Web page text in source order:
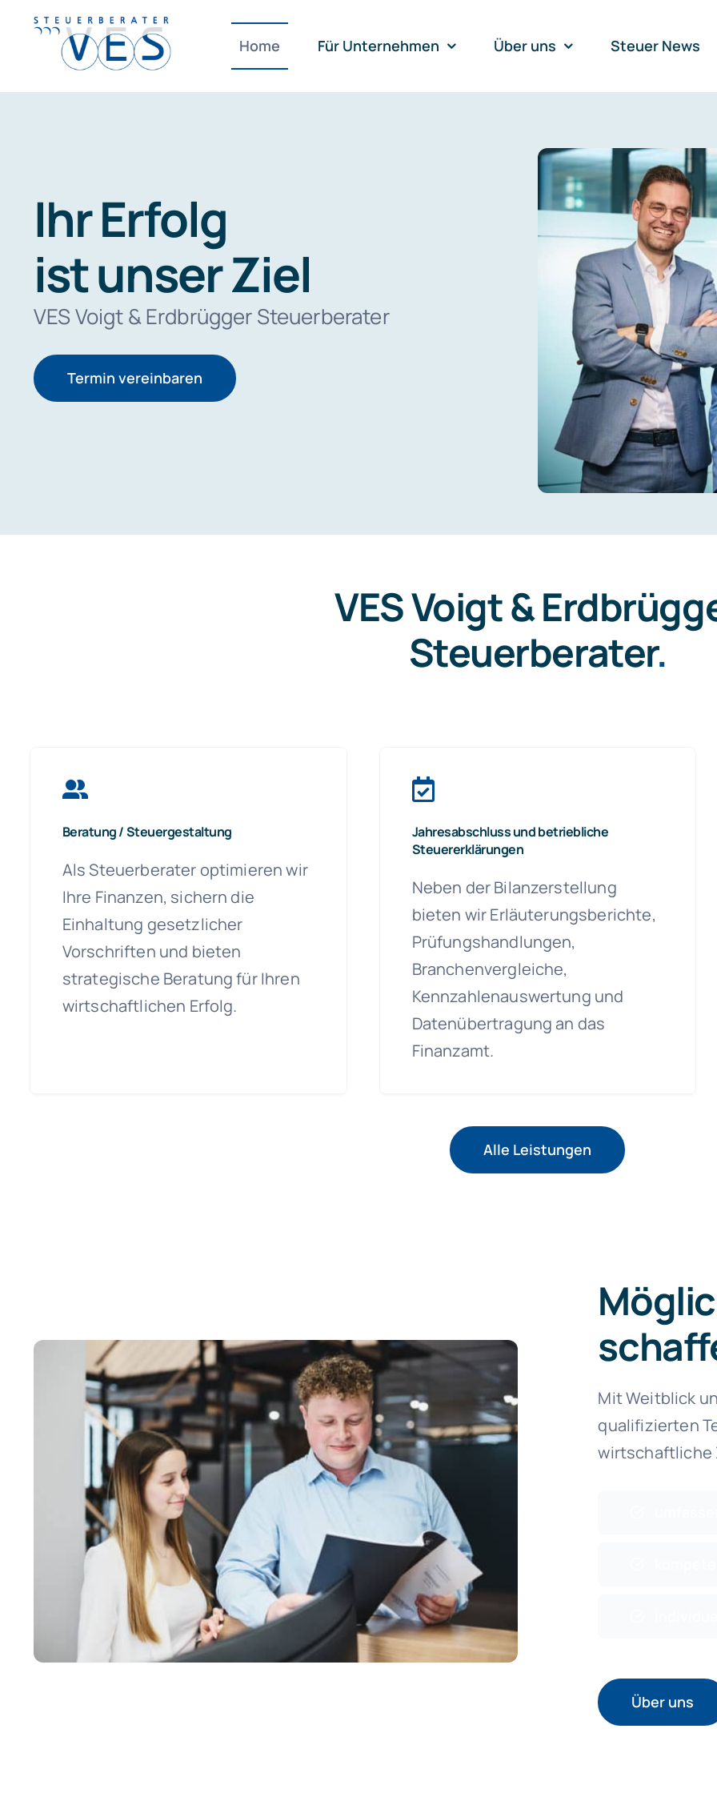
Inhalt
springen
Home Für Unternehmen Über uns Steuer News
Ihr Erfolg
ist unser Ziel
VES Voigt & Erdbrügger Steuerberater
Termin vereinbaren
VES Voigt &
Steuerberater.
Beratung / Steuergestaltung
Als Steuerberater optimieren wir
Ihre Finanzen, sichern die
Einhaltung gesetzlicher
Vorschriften und bieten
strategische Beratung für Ihren
wirtschaftlichen Erfolg.
Jahresabschluss und betriebliche
Steuererklärungen
Neben der Bilanzerstellung
bieten wir Erläuterungsberichte,
Prüfungshandlungen,
Branchenvergleiche,
Kennzahlenauswertung und
Datenübertragung an das
Finanzamt.
Alle Leistungen
Mit Weitblick
qualifizierten
wirtschaftliche
Über uns